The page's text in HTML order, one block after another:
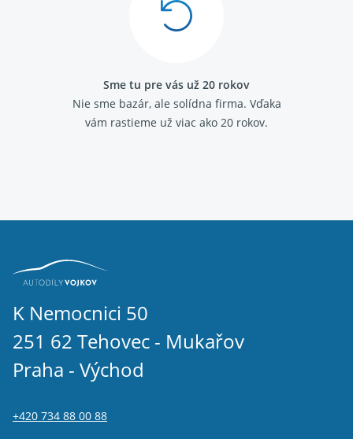
Sme tu pre vás už 20 rokov
Nie sme bazár, ale solídna firma. Vďaka
vám rastieme už viac ako 20 rokov.
K Nemocnici 50
251 62 Tehovec - Mukařov
Praha - Východ
+420 734 88 00 88